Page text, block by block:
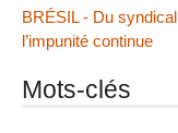
BRÉSIL - Du
l’impunité continue
Mots-clés